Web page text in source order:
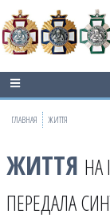
ГЛАВНАЯ ЖИТТЯ
ЖИТТЯ НА
ПЕРЕДАЛА